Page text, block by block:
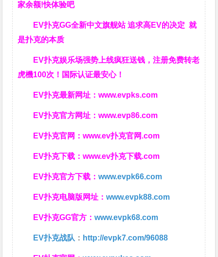
家余额!快体验吧
EV扑克GG全新中文旗舰站 追求高EV的决定 就
是扑克的本质
EV扑克娱乐场强势上线疯狂送钱，注册免费转老
虎機100次！国际认证最安心！
EV扑克最新网址：www.evpks.com
EV扑克官方网址：www.evp86.com
EV扑克官网：www.ev扑克官网.com
EV扑克下载：www.ev扑克下载.com
EV扑克官方下载：www.evpk66.com
EV扑克电脑版网址：www.evpk88.com
EV扑克GG官方：www.evpk68.com
EV扑克战队 ： http://evpk7.com/96088